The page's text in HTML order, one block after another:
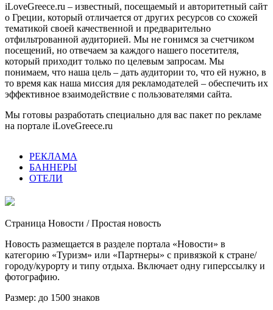
iLoveGreece.ru – известный, посещаемый и авторитетный сайт
о Греции, который отличается от других ресурсов со схожей
тематикой своей качественной и предварительно
отфильтрованной аудиторией. Мы не гонимся за счетчиком
посещений, но отвечаем за каждого нашего посетителя,
который приходит только по целевым запросам. Мы
понимаем, что наша цель – дать аудитории то, что ей нужно, в
то время как наша миссия для рекламодателей – обеспечить их
эффективное взаимодействие с пользователями сайта.
Мы готовы разработать специально для вас пакет по рекламе
на портале iLoveGreece.ru
РЕКЛАМА
БАННЕРЫ
ОТЕЛИ
Страница Новости / Простая новость
Новость размещается в разделе портала «Новости» в
категорию «Туризм» или «Партнеры» с привязкой к стране/
городу/курорту и типу отдыха. Включает одну гиперссылку и
фотографию.
Размер: до 1500 знаков